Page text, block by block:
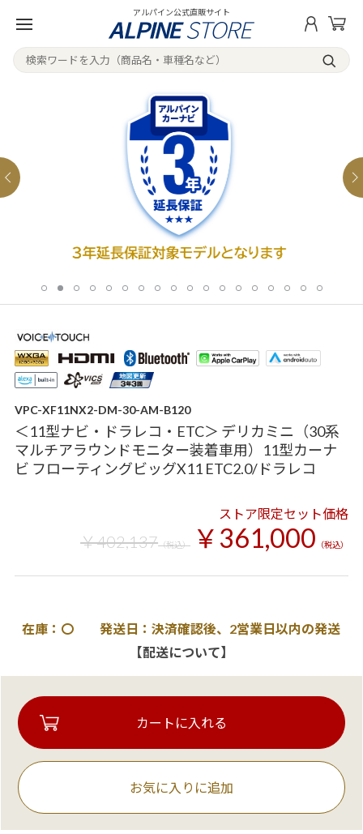
アルパイン公式直販サイト
VPC-XF11NX2-DM-30-AM-B120
＜11型ナビ・ドラレコ・ETC＞ デリカミニ（30系
マルチアラウンドモニター装着車用）11型カーナ
ビ フローティングビッグX11 ETC2.0/ドラレコ
ストア限定セット価格
￥402,137（税込） ￥361,000 （税込）
在庫：〇 発送日：決済確認後、2営業日以内の発送
【配送について】
お気に入りに追加